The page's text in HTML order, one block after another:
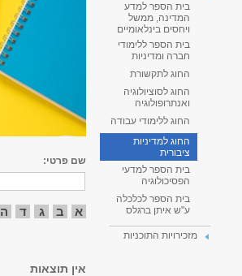
בית הספר למדע
המדינה, ממשל
ויחסים בינלאומיים
בית הספר ללימודי
חברה ומדיניות
החוג לתקשורת
החוג לסוציולוגיה
ואנתרופולוגיה
החוג ללימודי עבודה
החוג למדיניות
ציבורית
בית הספר למדעי
הפסיכולוגיה
בית הספר לכלכלה
ע"ש איתן ברגלס
מזכירויות התוכניות
שם פרטי:
א ב ג ד ה
אין תוצאות